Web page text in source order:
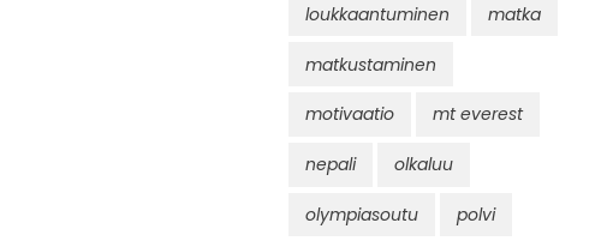
loukkaantuminen matka
matkustaminen
motivaatio mt everest
nepali olkaluu
olympiasoutu polvi